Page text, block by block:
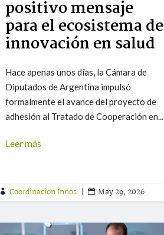
positivo mensaje
para el ecosistema de
innovación en salud
Hace apenas unos días, la Cámara de
Diputados de Argentina impulsó
formalmente el avance del proyecto de
adhesión al Tratado de Cooperación en...
Leer más
 Coordinacion Innos |  May 29, 2026